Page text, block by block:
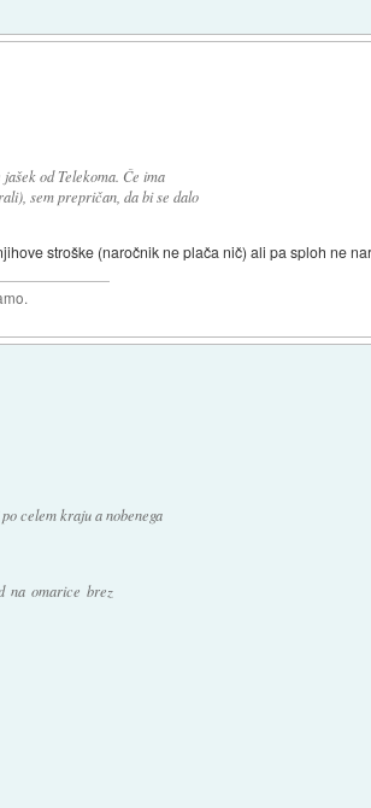
od Telekoma. Če ima
sem prepričan, da bi se dalo
stroške (naročnik ne plača nič) ali pa sploh ne
celem kraju a nobenega
na omarice brez